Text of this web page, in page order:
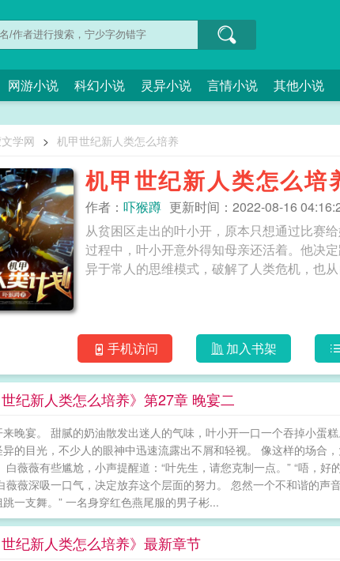
网游小说 科幻小说 灵异小说 言情小说 其他小说
学网 > 机甲世纪新人类怎么培养
机甲世纪新人类怎么培
作者： 吓猴蹲 更新时间：2022-08-16
从贫困区走出的叶小开，原本只想通过比赛
过程中，叶小开意外得知母亲还活着。他决
手机访问 加入书架
世纪新人类怎么培养》第27章 晚宴二
来晚宴。 甜腻的奶油散发出迷人的气味，叶小开一口一个吞掉小蛋
异的目光，不少人的眼神中迅速流露出不屑和轻视。 像这样的场合
白薇薇有些尴尬，小声提醒道：“叶先生，请您克制一点。” “唔，
薇薇深吸一口气，决定放弃这个层面的努力。 忽然一个不和谐的声
一支舞。” 一名身穿红色燕尾服的男子彬...
世纪新人类怎么培养》最新章节